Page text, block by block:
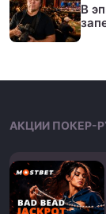
В
АКЦИИ ПОКЕР-